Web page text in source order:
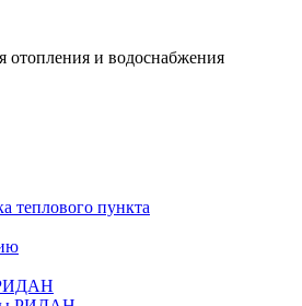
отопления и водоснабжения
теплового пункта
РИДАН